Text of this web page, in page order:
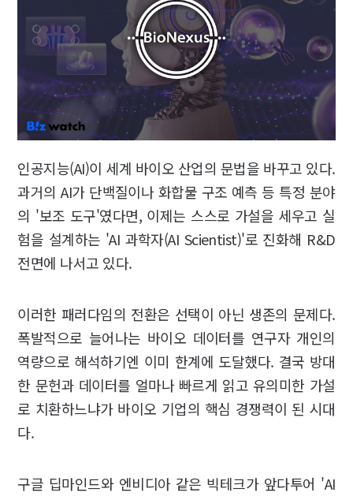
인공지능(AI)이 세계 바이오 산업의 문법을 바꾸고 있다.
과거의 AI가 단백질이나 화합물 구조 예측 등 특정 분야
의 '보조 도구'였다면, 이제는 스스로 가설을 세우고 실
험을 설계하는 'AI 과학자(AI Scientist)'로 진화해 R&D
전면에 나서고 있다.
이러한 패러다임의 전환은 선택이 아닌 생존의 문제다.
폭발적으로 늘어나는 바이오 데이터를 연구자 개인의
역량으로 해석하기엔 이미 한계에 도달했다. 결국 방대
한 문헌과 데이터를 얼마나 빠르게 읽고 유의미한 가설
로 치환하느냐가 바이오 기업의 핵심 경쟁력이 된 시대
다.
구글 딥마인드와 엔비디아 같은 빅테크가 앞다투어 'AI